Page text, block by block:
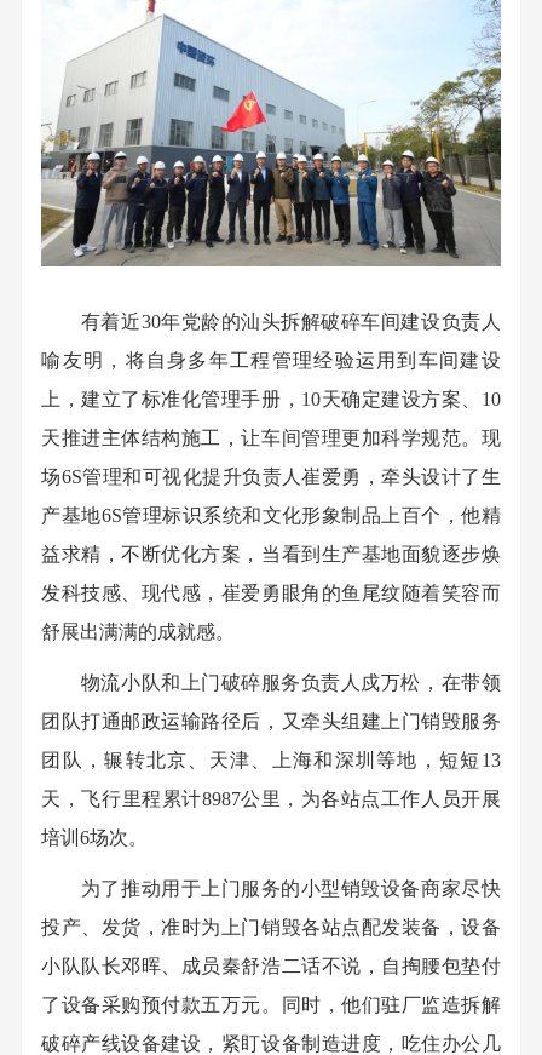
有着近30年党龄的汕头拆解破碎车间建设负责人
喻友明，将自身多年工程管理经验运用到车间建设
上，建立了标准化管理手册，10天确定建设方案、10
天推进主体结构施工，让车间管理更加科学规范。现
场6S管理和可视化提升负责人崔爱勇，牵头设计了生
产基地6S管理标识系统和文化形象制品上百个，他精
益求精，不断优化方案，当看到生产基地面貌逐步焕
发科技感、现代感，崔爱勇眼角的鱼尾纹随着笑容而
舒展出满满的成就感。
物流小队和上门破碎服务负责人戍万松，在带领
团队打通邮政运输路径后，又牵头组建上门销毁服务
团队，辗转北京、天津、上海和深圳等地，短短13
天，飞行里程累计8987公里，为各站点工作人员开展
培训6场次。
为了推动用于上门服务的小型销毁设备商家尽快
投产、发货，准时为上门销毁各站点配发装备，设备
小队队长邓晖、成员秦舒浩二话不说，自掏腰包垫付
了设备采购预付款五万元。同时，他们驻厂监造拆解
破碎产线设备建设，紧盯设备制造进度，吃住办公几